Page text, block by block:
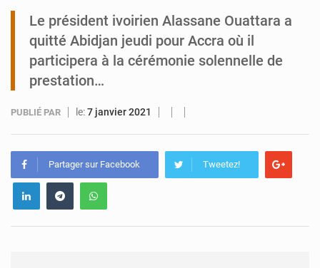
Tibiri : le dialogue, nouveau terrain de jeu pour la paix
Le président ivoirien Alassane Ouattara a
quitté Abidjan jeudi pour Accra où il
participera à la cérémonie solennelle de
prestation…
PUBLIÉ PAR le:7 janvier 2021
Partager sur Facebook Tweetez!